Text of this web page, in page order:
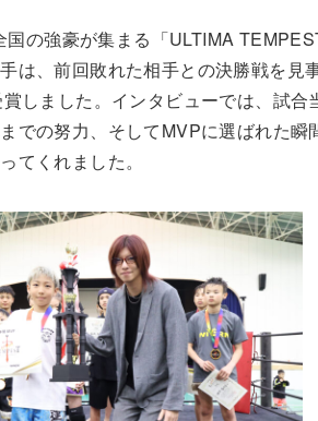
の強豪が集まる「ULTIMA
は、前回敗れた相手との決勝戦を見
しました。インタビューでは、試合
での努力、そしてMVPに選ばれた瞬
てくれました。